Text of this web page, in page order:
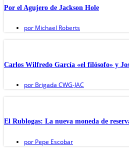
Por el Agujero de Jackson Hole
por Michael Roberts
Carlos Wilfredo García «el filósofo» y
por Brigada CWG-JAC
El Rublogas: La nueva moneda de
por Pepe Escobar